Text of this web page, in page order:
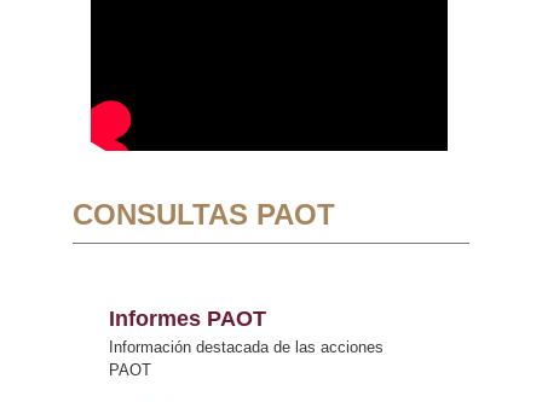
CONSULTAS PAOT
Informes PAOT
Información destacada de las acciones
PAOT